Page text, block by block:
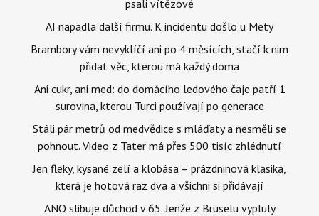
psali vítězové
AI napadla další firmu. K incidentu došlo u Mety
Brambory vám nevyklíčí ani po 4 měsících, stačí k nim
přidat věc, kterou má každý doma
Ani cukr, ani med: do domácího ledového čaje patří 1
surovina, kterou Turci používají po generace
Stáli pár metrů od medvědice s mláďaty a nesměli se
pohnout. Video z Tater má přes 500 tisíc zhlédnutí
Jen fleky, kysané zelí a klobása – prázdninová klasika,
která je hotová raz dva a všichni si přidávají
ANO slibuje důchod v 65. Jenže z Bruselu vypluly